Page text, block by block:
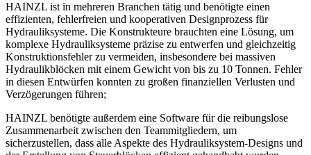
HAINZL ist in mehreren Branchen tätig und benötigte einen
effizienten, fehlerfreien und kooperativen Designprozess für
Hydrauliksysteme. Die Konstrukteure brauchten eine Lösung, um
komplexe Hydrauliksysteme präzise zu entwerfen und gleichzeitig
Konstruktionsfehler zu vermeiden, insbesondere bei massiven
Hydraulikblöcken mit einem Gewicht von bis zu 10 Tonnen. Fehler
in diesen Entwürfen konnten zu großen finanziellen Verlusten und
Verzögerungen führen;
HAINZL benötigte außerdem eine Software für die reibungslose
Zusammenarbeit zwischen den Teammitgliedern, um
sicherzustellen, dass alle Aspekte des Hydrauliksystem-Designs und